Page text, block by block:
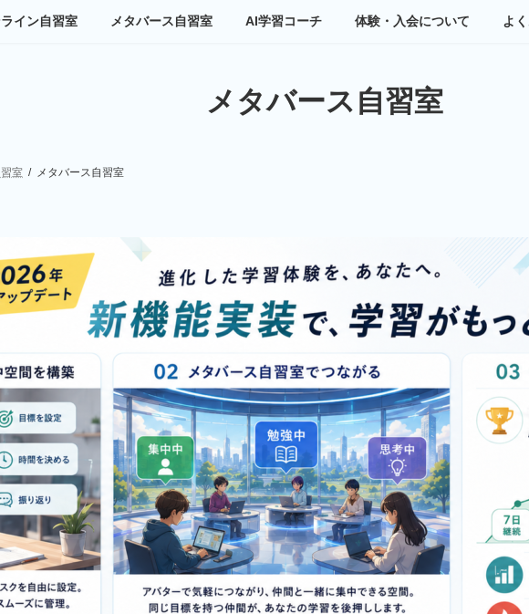
イン自習室 メタバース自習室 AI学習コーチ 体験・入会について よ
メタバース自習室
室 メタバース自習室